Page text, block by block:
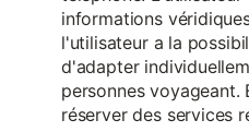
informations
l'utilisateur a la
d'adapter
personnes
réserver des services